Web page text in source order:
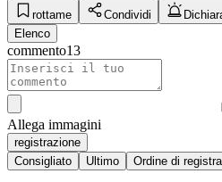
rottame Condividi
Elenco
commento13
Allega immagini
registrazione
Consigliato
Ultimo Ordine di